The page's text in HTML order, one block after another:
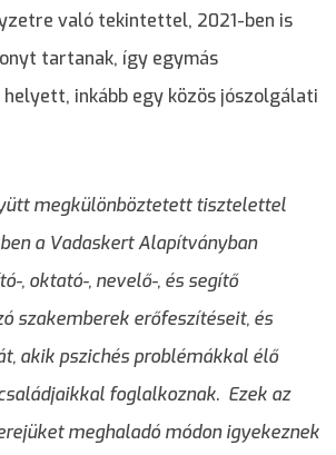
való tekintettel, 2021-ben is
tartanak, így egymás
helyett, inkább egy közös jószolgálati
megkülönböztetett tisztelettel
a Vadaskert Alapítványban
, oktató-, nevelő-, és segítő
szakemberek erőfeszítéseit, és
akik pszichés problémákkal élő
foglalkoznak. Ezek az
meghaladó módon igyekeznek